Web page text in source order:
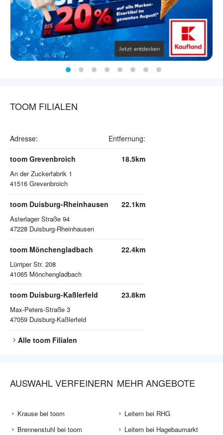
TOOM FILIALEN
Adresse: Entfernung:
toom Grevenbroich
An der Zuckerfabrik 1
41516 Grevenbroich
18.5km
toom Duisburg-Rheinhausen
Asterlager Straße 94
47228 Duisburg-Rheinhausen
22.1km
toom Mönchengladbach
Lürriper Str. 208
41065 Mönchengladbach
22.4km
toom Duisburg-Kaßlerfeld
Max-Peters-Straße 3
47059 Duisburg-Kaßlerfeld
23.8km
Alle toom Filialen
AUSWAHL VERFEINERN
Krause bei toom
Brennenstuhl bei toom
MEHR ANGEBOTE
Leitern bei RHG
Leitern bei Hagebaumarkt